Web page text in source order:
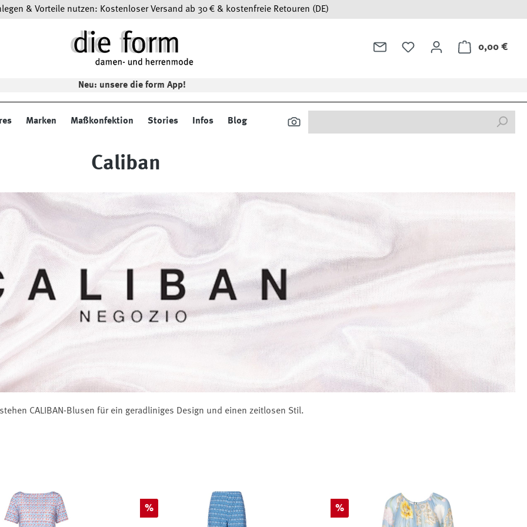
& Vorteile nutzen: Kostenloser Versand ab 30 € & kostenfreie Retouren (DE)
0,00 €
Neu: unsere die form App!
Marken Maßkonfektion Stories Infos Blog
Caliban
CALIBAN-Blusen für ein geradliniges Design und einen zeitlosen Stil.
Rabatt
% Rabatt
%